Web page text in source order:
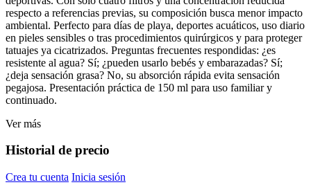
respecto a referencias previas, su composición busca menor impacto
ambiental. Perfecto para días de playa, deportes acuáticos, uso diario
en pieles sensibles o tras procedimientos quirúrgicos y para proteger
tatuajes ya cicatrizados. Preguntas frecuentes respondidas: ¿es
resistente al agua? Sí; ¿pueden usarlo bebés y embarazadas? Sí;
¿deja sensación grasa? No, su absorción rápida evita sensación
pegajosa. Presentación práctica de 150 ml para uso familiar y
continuado.
Ver más
Historial de precio
Crea tu cuenta Inicia sesión